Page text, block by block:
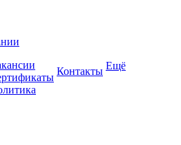
Контакты Ещё